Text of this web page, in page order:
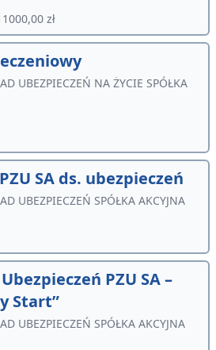
zł
UBEZPIECZEŃ NA ŻYCIE SPÓŁKA
SA ds. ubezpieczeń
UBEZPIECZEŃ SPÓŁKA AKCYJNA
PZU SA –
Start”
UBEZPIECZEŃ SPÓŁKA AKCYJNA